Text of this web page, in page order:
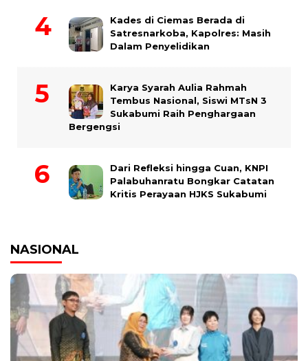
Kades di Ciemas Berada di
Satresnarkoba, Kapolres: Masih
Dalam Penyelidikan
Karya Syarah Aulia Rahmah
Tembus Nasional, Siswi MTsN 3
Sukabumi Raih Penghargaan
Bergengsi
Dari Refleksi hingga Cuan, KNPI
Palabuhanratu Bongkar Catatan
Kritis Perayaan HJKS Sukabumi
NASIONAL